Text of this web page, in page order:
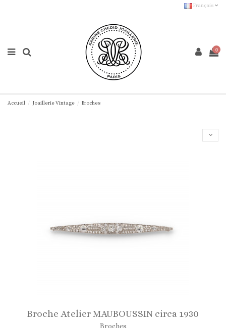
Français
0
Accueil Joaillerie Vintage Broches
Broche Atelier MAUBOUSSIN circa 1930
Broches